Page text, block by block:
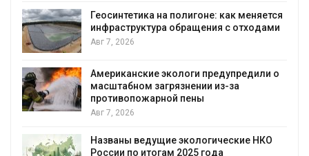
Геосинтетика на полигоне: как меняется
инфраструктура обращения с отходами
Авг 7, 2026
Американские экологи предупредили о
масштабном загрязнении из-за
противопожарной пены
Авг 7, 2026
Названы ведущие экологические НКО
России по итогам 2025 года